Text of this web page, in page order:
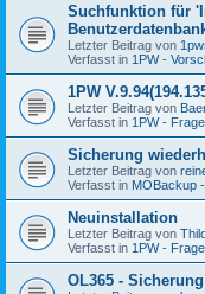
Suchfunktion für
Letzter Beitrag von
Verfasst in 1PW -
1PW
Letzter Beitrag von
Verfasst in 1PW -
Sicherung
Letzter Beitrag von
Verfasst in MOBackup
Neuinstallation
Letzter Beitrag von
Verfasst in 1PW -
OL365 -